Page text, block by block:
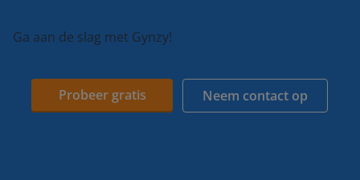
Ga aan de slag met Gynzy!
Probeer gratis Neem contact op